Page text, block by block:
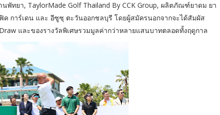
พัทยา, TaylorMade Golf Thailand By CCK Group, ผลิตภัณฑ์ยาดม ยา
การ์เดน และ อีซูซุ ตะวันออกชลบุรี โดยผู้สมัครนอกจากจะได้สัมผัส
และของรางวัลพิเศษรวมมูลค่ากว่าหลายแสนบาทตลอดทั้งฤดูกาล